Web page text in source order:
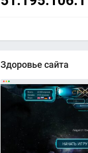
Здоровье сайта